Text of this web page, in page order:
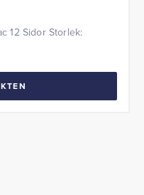
12 Sidor Storlek: